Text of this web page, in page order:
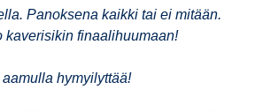
Panoksena kaikki tai ei mitään.
kaverisikin finaalihuumaan!
hymyilyttää!